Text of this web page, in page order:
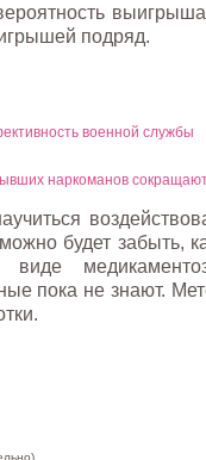
подряд.
военной службы
наркоманов
будет забыть,
пока не знают.